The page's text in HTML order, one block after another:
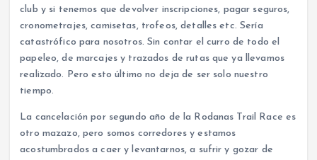
club y si tenemos que devolver inscripciones, pagar seguros,
cronometrajes, camisetas, trofeos, detalles etc. Sería
catastrófico para nosotros. Sin contar el curro de todo el
papeleo, de marcajes y trazados de rutas que ya llevamos
realizado. Pero esto último no deja de ser solo nuestro
tiempo.
La cancelación por segundo año de la Rodanas Trail Race es
otro mazazo, pero somos corredores y estamos
acostumbrados a caer y levantarnos, a sufrir y gozar de